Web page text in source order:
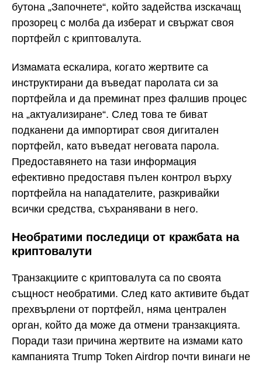
бутона „Започнете“, който задейства изскачащ
прозорец с молба да изберат и свържат своя
портфейл с криптовалута.
Измамата ескалира, когато жертвите са
инструктирани да въведат паролата си за
портфейла и да преминат през фалшив процес
на „актуализиране“. След това те биват
подканени да импортират своя дигитален
портфейл, като въведат неговата парола.
Предоставянето на тази информация
ефективно предоставя пълен контрол върху
портфейла на нападателите, разкривайки
всички средства, съхранявани в него.
Необратими последици от кражбата на
криптовалути
Транзакциите с криптовалута са по своята
същност необратими. След като активите бъдат
прехвърлени от портфейл, няма централен
орган, който да може да отмени транзакцията.
Поради тази причина жертвите на измами като
кампанията Trump Token Airdrop почти винаги не